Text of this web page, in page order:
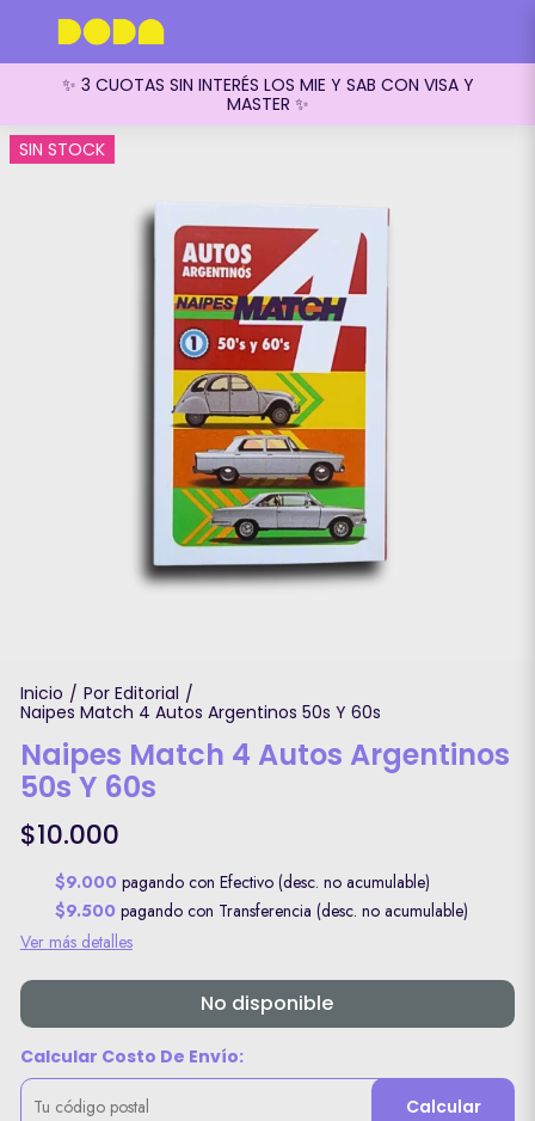
✨ 3 CUOTAS SIN INTERÉS LOS MIE Y SAB CON VISA Y
MASTER ✨
SIN STOCK
Inicio / Por Editorial /
Naipes Match 4 Autos Argentinos 50s Y 60s
Naipes Match 4 Autos Argentinos
50s Y 60s
$10.000
$9.000 pagando con Efectivo (desc. no acumulable)
$9.500 pagando con Transferencia (desc. no acumulable)
Ver más detalles
No disponible
Calcular Costo De Envío:
Calcular